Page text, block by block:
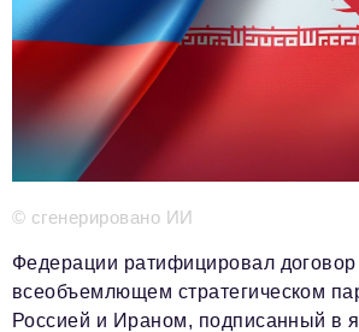
Отдел по работе с партнерами
partner@business-magazine.online
© сгенерировано ИИ
Федерации ратифицировал договор
всеобъемлющем стратегическом
Россией и Ираном, подписанный в